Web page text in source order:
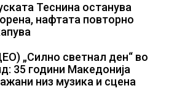
Теснина останува
нафтата повторно
„Силно светнал ден“ во
35 години Македонија
низ музика и сцена